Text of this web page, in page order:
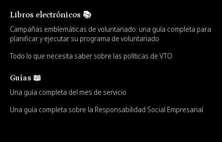
Libros electrónicos 📚
Campañas emblemáticas de voluntariado: una guía completa para
planificar y ejecutar su programa de voluntariado
Todo lo que necesita saber sobre las políticas de VTO
Guías 📖
Una guía completa del mes de servicio
Una guía completa sobre la Responsabilidad Social Empresarial